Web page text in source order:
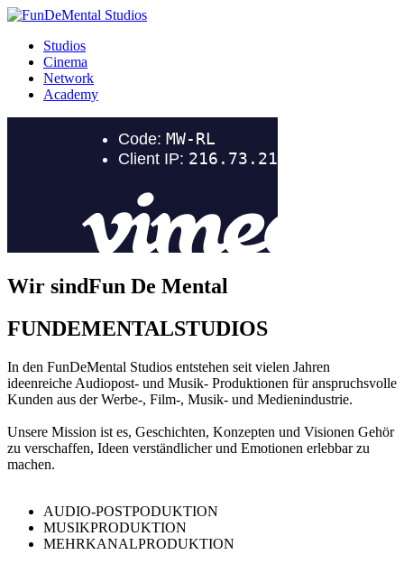
Studios
Cinema
Network
Academy
Wir sindFun De Mental
FUNDEMENTALSTUDIOS
In den FunDeMental Studios entstehen seit vielen Jahren
ideenreiche Audiopost- und Musik- Produktionen für anspruchsvolle
Kunden aus der Werbe-, Film-, Musik- und Medienindustrie.
Unsere Mission ist es, Geschichten, Konzepten und Visionen Gehör
zu verschaffen, Ideen verständlicher und Emotionen erlebbar zu
machen.
AUDIO-POSTPODUKTION
MUSIKPRODUKTION
MEHRKANALPRODUKTION